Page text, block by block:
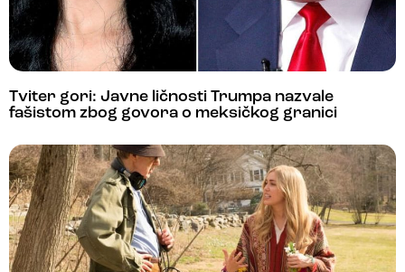
Tviter gori: Javne ličnosti Trumpa nazvale
fašistom zbog govora o meksičkog granici